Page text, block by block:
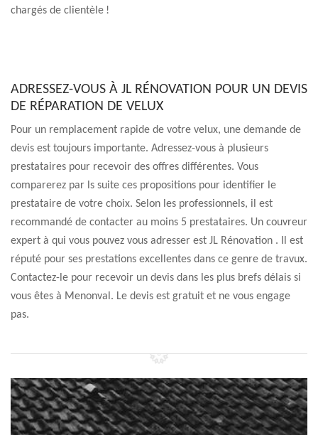
chargés de clientèle !
ADRESSEZ-VOUS À JL RÉNOVATION POUR UN DEVIS
DE RÉPARATION DE VELUX
Pour un remplacement rapide de votre velux, une demande de
devis est toujours importante. Adressez-vous à plusieurs
prestataires pour recevoir des offres différentes. Vous
comparerez par ls suite ces propositions pour identifier le
prestataire de votre choix. Selon les professionnels, il est
recommandé de contacter au moins 5 prestataires. Un couvreur
expert à qui vous pouvez vous adresser est JL Rénovation . Il est
réputé pour ses prestations excellentes dans ce genre de travux.
Contactez-le pour recevoir un devis dans les plus brefs délais si
vous êtes à Menonval. Le devis est gratuit et ne vous engage
pas.